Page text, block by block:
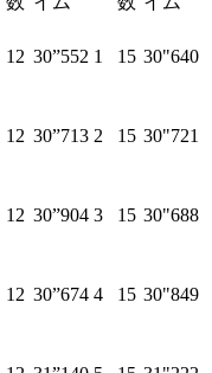
12 30”552 1 15 30"640
12 30”713 2 15 30"721
12 30”904 3 15 30"688
12 30”674 4 15 30"849